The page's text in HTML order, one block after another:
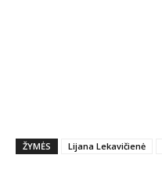
ŽYMĖS Lijana Lekavičienė